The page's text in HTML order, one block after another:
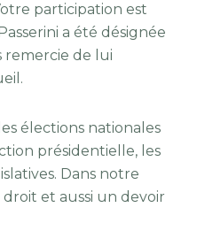
participation est
a été désignée
remercie de lui
élections nationales
présidentielle, les
Dans notre
et aussi un devoir